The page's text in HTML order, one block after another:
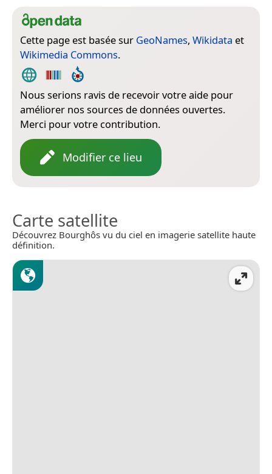
Cette page est basée sur GeoNames, Wikidata et
Wikimedia Commons.
Nous serions ravis de recevoir votre aide pour
améliorer nos sources de données ouvertes.
Merci pour votre contribution.
Modifier ce lieu
Carte satellite
Découvrez Bourghôs vu du ciel en imagerie satellite haute
définition.